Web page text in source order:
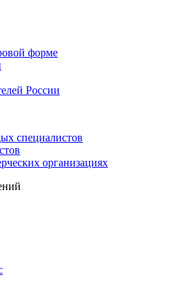
форме
России
специалистов
организациях